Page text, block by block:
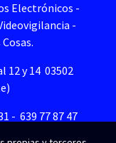
Electrónicos -
-
12 y 14 03502
- 639 77 87 47